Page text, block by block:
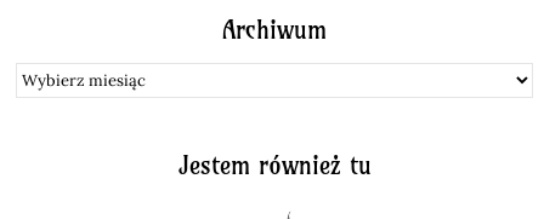
Archiwum
Archiwum
Jestem również tu